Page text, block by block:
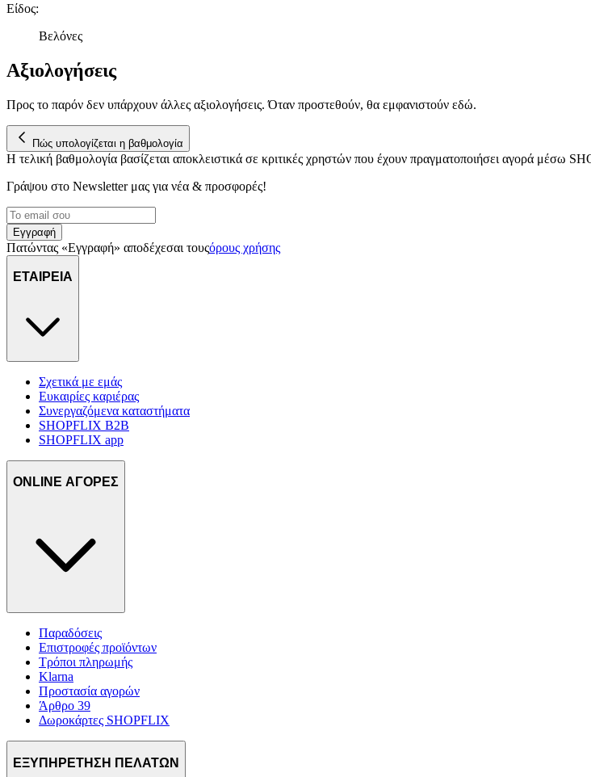
Είδος:
Βελόνες
Αξιολογήσεις
Προς το παρόν δεν υπάρχουν άλλες αξιολογήσεις. Όταν προστεθούν, θα εμφανιστούν εδώ.
Πώς υπολογίζεται η βαθμολογία
Η τελική βαθμολογία βασίζεται αποκλειστικά σε κριτικές χρηστών που έχουν πραγματοποιήσει αγορά μέσω
Γράψου στο Νewsletter μας για νέα & προσφορές!
Εγγραφή
Πατώντας «Εγγραφή» αποδέχεσαι τουςόρους χρήσης
ΕΤΑΙΡΕΙΑ
Σχετικά με εμάς
Ευκαιρίες καριέρας
Συνεργαζόμενα καταστήματα
SHOPFLIX B2B
SHOPFLIX app
ONLINE ΑΓΟΡΕΣ
Παραδόσεις
Επιστροφές προϊόντων
Τρόποι πληρωμής
Klarna
Προστασία αγορών
Άρθρο 39
Δωροκάρτες SHOPFLIX
ΕΞΥΠΗΡΕΤΗΣΗ ΠΕΛΑΤΩΝ